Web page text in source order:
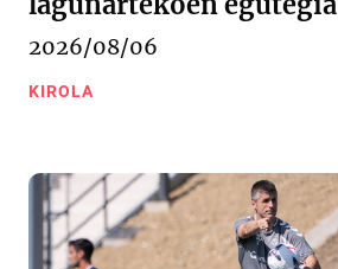
2026/08/06
KIROLA